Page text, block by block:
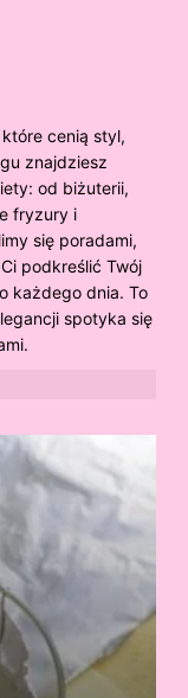
cenią styl,
znajdziesz
od biżuterii,
fryzury i
się poradami,
podkreślić Twój
każdego dnia. To
spotyka się